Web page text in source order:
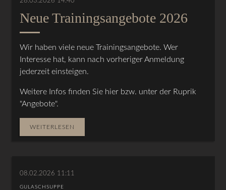
Neue Trainingsangebote 2026
Wir haben viele neue Trainingsangebote. Wer
Interesse hat, kann nach vorheriger Anmeldung
jederzeit einsteigen.
Weitere Infos finden Sie hier bzw. unter der Ruprik
"Angebote".
WEITERLESEN
08.02.2026 11:11
GULASCHSUPPE